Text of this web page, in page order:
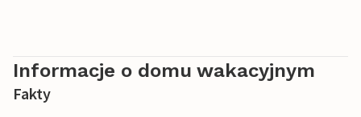
Informacje o domu wakacyjnym
Fakty